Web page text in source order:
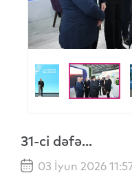
31-ci dəfə...
03 İyun 2026